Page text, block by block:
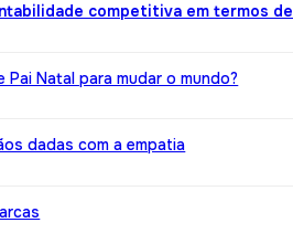
competitiva em termos
Natal para mudar o mundo?
dadas com a empatia